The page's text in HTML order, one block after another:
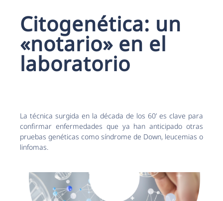
Citogenética: un
«notario» en el
laboratorio
La técnica surgida en la década de los 60’ es clave para
confirmar enfermedades que ya han anticipado otras
pruebas genéticas como síndrome de Down, leucemias o
linfomas.